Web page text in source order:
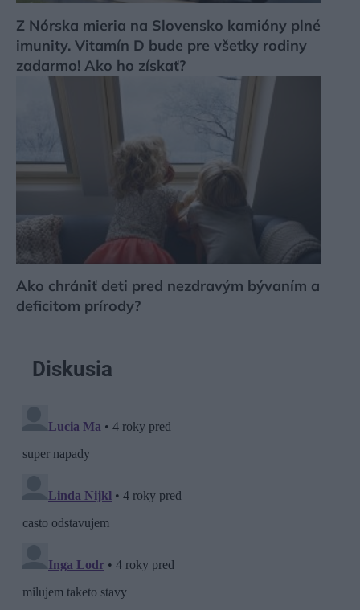
Z Nórska mieria na Slovensko kamióny plné
imunity. Vitamín D bude pre všetky rodiny
zadarmo! Ako ho získať?
Ako chrániť deti pred nezdravým bývaním a
deficitom prírody?
Diskusia